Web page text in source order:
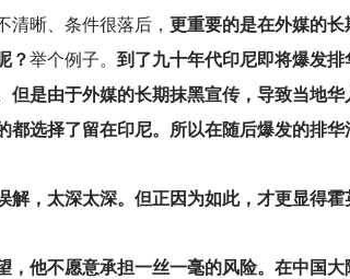
清晰、条件很落后， 更重要的是在外媒的
？举个例子。 到了九十年代印尼即将爆发排
但是由于外媒的长期抹黑宣传，导致当地
都选择了留在印尼。所以在随后爆发的排
解，太深太深。但正因为如此，才更显得
，他不愿意承担一丝一毫的风险。在中国